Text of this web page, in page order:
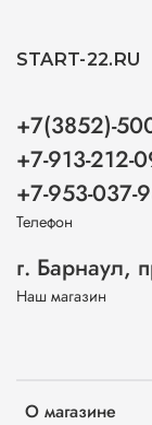
О магазине
START-22.RU
+7(3852)-
+7-913-212-
+7-953-037-
Телефон
г. Барнаул,
Наш магазин